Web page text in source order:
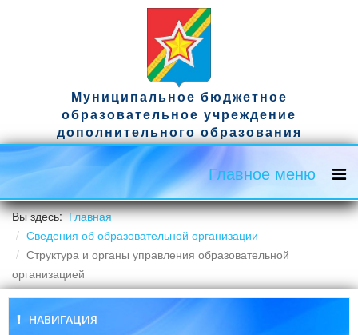
Муниципальное бюджетное
образовательное учреждение
дополнительного образования
спортивная школа имени гвардии
капитана Д.А. Ужвака
Официальный сайт
Главное меню
Вы здесь:Главная
Сведения об образовательной организации
Структура и органы управления образовательной
организацией
НАВИГАЦИЯ